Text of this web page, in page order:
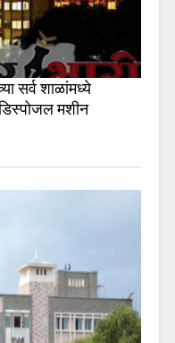
सर्व शाळांमध्ये
मशीन